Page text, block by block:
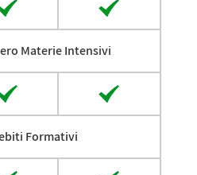
Materie Intensivi
Formativi